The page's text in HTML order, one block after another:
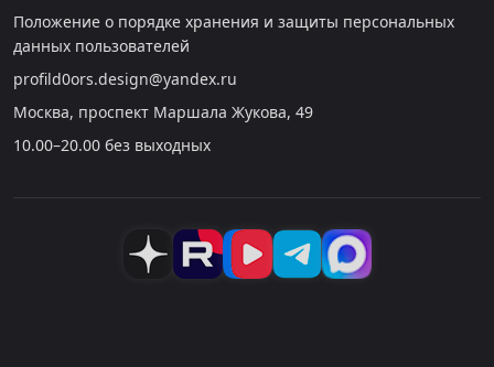
Положение о порядке хранения и защиты персональных
данных пользователей
profild0ors.design@yandex.ru
Москва, проспект Маршала Жукова, 49
10.00–20.00 без выходных